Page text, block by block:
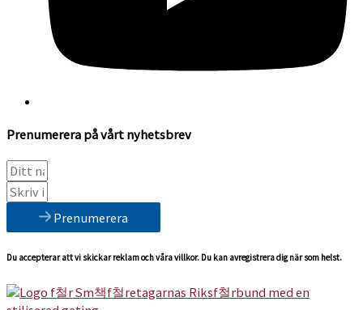
Prenumerera på vårt nyhetsbrev
Prenumerera
Du accepterar att vi skickar reklam och våra villkor. Du kan avregistrera dig när som helst.